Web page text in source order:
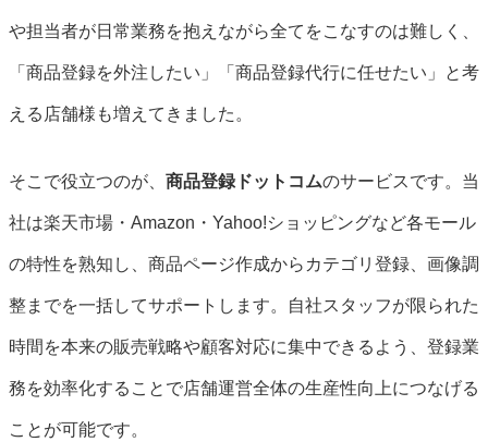
や担当者が日常業務を抱えながら全てをこなすのは難しく、
「商品登録を外注したい」「商品登録代行に任せたい」と考
える店舗様も増えてきました。
そこで役立つのが、 商品登録ドットコムのサービスです。当
社は楽天市場・Amazon・Yahoo!ショッピングなど各モール
の特性を熟知し、商品ページ作成からカテゴリ登録、画像調
整までを一括してサポートします。自社スタッフが限られた
時間を本来の販売戦略や顧客対応に集中できるよう、登録業
務を効率化することで店舗運営全体の生産性向上につなげる
ことが可能です。